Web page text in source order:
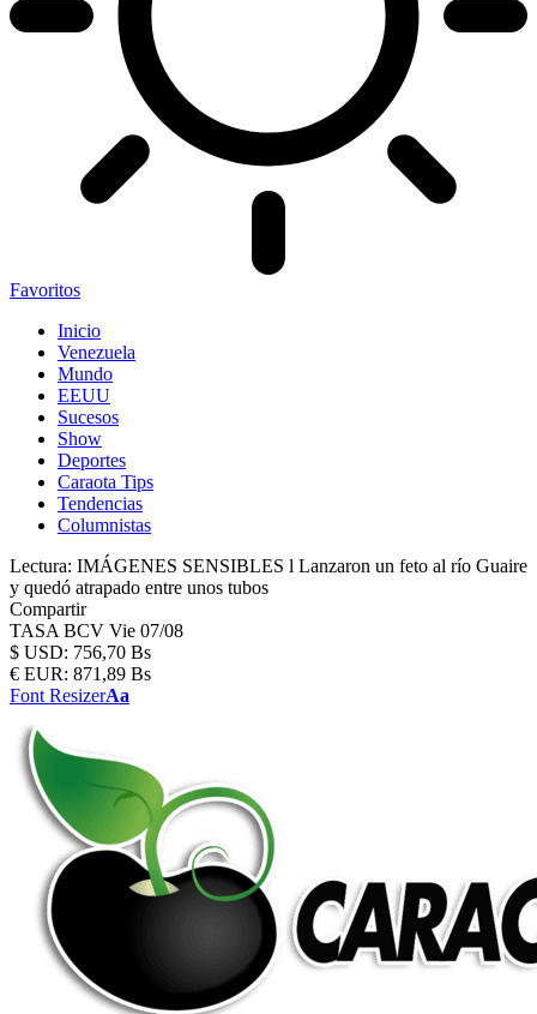
Favoritos
Inicio
Venezuela
Mundo
EEUU
Sucesos
Show
Deportes
Caraota Tips
Tendencias
Columnistas
Lectura: IMÁGENES SENSIBLES l Lanzaron un feto al río Guaire
y quedó atrapado entre unos tubos
Compartir
TASA BCV Vie 07/08
$ USD: 756,70 Bs
€ EUR: 871,89 Bs
Font ResizerAa